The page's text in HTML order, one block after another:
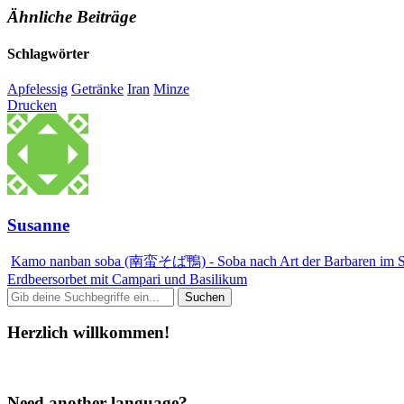
Ähnliche Beiträge
Schlagwörter
Apfelessig Getränke Iran Minze
Drucken
Susanne
Kamo nanban soba (南蛮そば鴨) - Soba nach Art der Barbaren im
Erdbeersorbet mit Campari und Basilikum
Herzlich willkommen!